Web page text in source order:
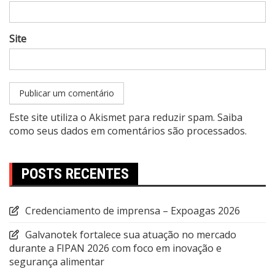
Site
Este site utiliza o Akismet para reduzir spam. Saiba
como seus dados em comentários são processados.
POSTS RECENTES
Credenciamento de imprensa – Expoagas 2026
Galvanotek fortalece sua atuação no mercado
durante a FIPAN 2026 com foco em inovação e
segurança alimentar